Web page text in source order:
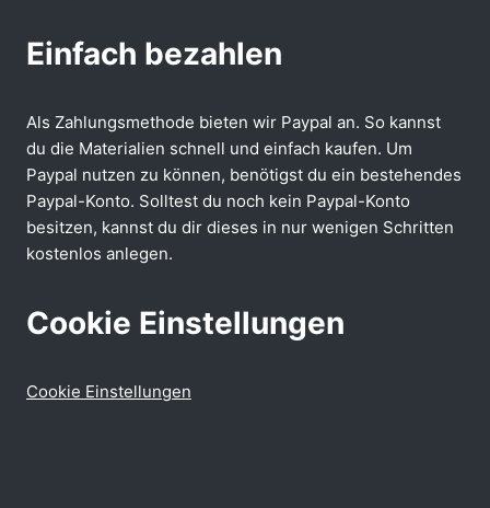
Einfach bezahlen
Als Zahlungsmethode bieten wir Paypal an. So kannst
du die Materialien schnell und einfach kaufen. Um
Paypal nutzen zu können, benötigst du ein bestehendes
Paypal-Konto. Solltest du noch kein Paypal-Konto
besitzen, kannst du dir dieses in nur wenigen Schritten
kostenlos anlegen.
Cookie Einstellungen
Cookie Einstellungen